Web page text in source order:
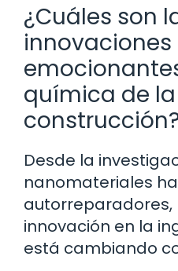
¿Cuáles son
química de la
Desde la
nanomateriales
autorreparadores,
innovación en la
está cambiando